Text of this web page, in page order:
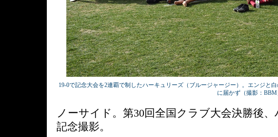
19-0で記念大会を2連覇で制したハーキュリーズ（ブルージャージー）。エンジと
に届かず（撮影：BBM
ノーサイド。第30回全国クラブ大会決勝後
記念撮影。